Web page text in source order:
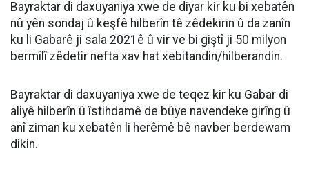
Bayraktar di daxuyaniya xwe de diyar kir ku bi xebatên
nû yên sondaj û keşfê hilberîn tê zêdekirin û da zanîn
ku li Gabarê ji sala 2021ê û vir ve bi giştî ji 50 milyon
bermîlî zêdetir nefta xav hat xebitandin/hilberandin.
Bayraktar di daxuyaniya xwe de teqez kir ku Gabar di
aliyê hilberîn û îstihdamê de bûye navendeke girîng û
anî ziman ku xebatên li herêmê bê navber berdewam
dikin.